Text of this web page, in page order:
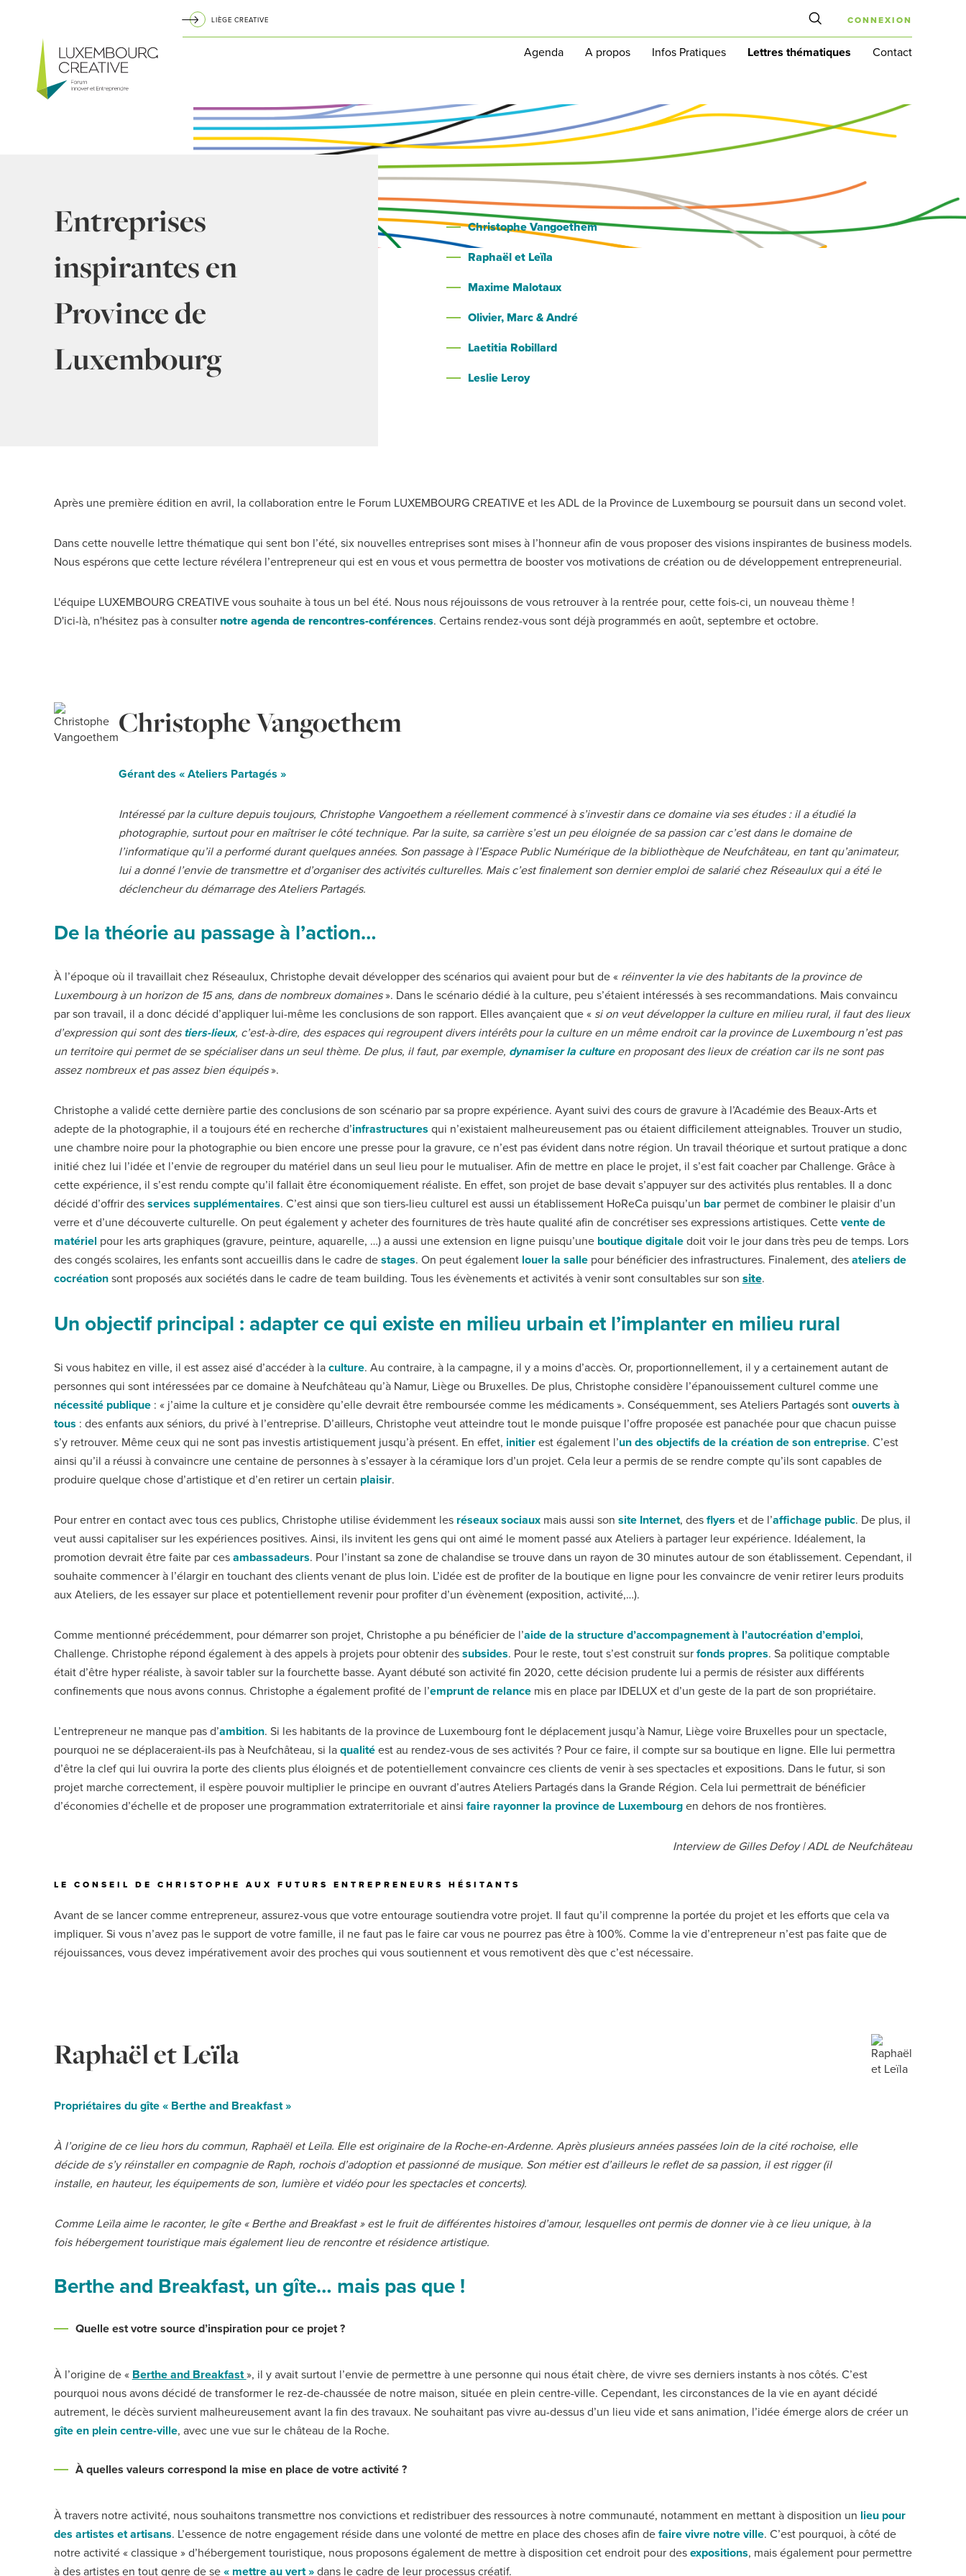
principal
LIÈGE CREATIVE
Navigation
Agenda A propos Infos Pratiques Lettres thématiques Contact
CONNEXION
Entreprises
inspirantes en
Province de
Luxembourg
Christophe Vangoethem
Raphaël et Leïla
Maxime Malotaux
Olivier, Marc & André
Laetitia Robillard
Leslie Leroy
Après une première édition en avril, la collaboration entre le Forum LUXEMBOURG CREATIVE et les ADL de la Province de Luxembourg se poursuit dans un second volet.
Dans cette nouvelle lettre thématique qui sent bon l’été, six nouvelles entreprises sont mises à l’honneur afin de vous proposer des visions inspirantes de business models.
Nous espérons que cette lecture révélera l’entrepreneur qui est en vous et vous permettra de booster vos motivations de création ou de développement entrepreneurial.
L'équipe LUXEMBOURG CREATIVE vous souhaite à tous un bel été. Nous nous réjouissons de vous retrouver à la rentrée pour, cette fois-ci, un nouveau thème !
D'ici-là, n'hésitez pas à consulter notre agenda de rencontres-conférences. Certains rendez-vous sont déjà programmés en août, septembre et octobre.
Christophe Vangoethem
Gérant des « Ateliers Partagés »
Intéressé par la culture depuis toujours, Christophe Vangoethem a réellement commencé à s’investir dans ce domaine via ses études : il a étudié la
photographie, surtout pour en maîtriser le côté technique. Par la suite, sa carrière s’est un peu éloignée de sa passion car c’est dans le domaine de
l’informatique qu’il a performé durant quelques années. Son passage à l’Espace Public Numérique de la bibliothèque de Neufchâteau, en tant qu’animateur,
lui a donné l’envie de transmettre et d’organiser des activités culturelles. Mais c’est finalement son dernier emploi de salarié chez Réseaulux qui a été le
déclencheur du démarrage des Ateliers Partagés.
De la théorie au passage à l’action…
À l’époque où il travaillait chez Réseaulux, Christophe devait développer des scénarios qui avaient pour but de « réinventer la vie des habitants de la province de
Luxembourg à un horizon de 15 ans, dans de nombreux domaines». Dans le scénario dédié à la culture, peu s’étaient intéressés à ses recommandations. Mais convaincu
par son travail, il a donc décidé d’appliquer lui-même les conclusions de son rapport. Elles avançaient que « si on veut développer la culture en milieu rural, il faut des lieux
d’expression qui sont des tiers-lieux, c’est-à-dire, des espaces qui regroupent divers intérêts pour la culture en un même endroit car la province de Luxembourg n’est pas
un territoire qui permet de se spécialiser dans un seul thème. De plus, il faut, par exemple, dynamiser la cultureen proposant des lieux de création car ils ne sont pas
assez nombreux et pas assez bien équipés».
Christophe a validé cette dernière partie des conclusions de son scénario par sa propre expérience. Ayant suivi des cours de gravure à l’Académie des Beaux-Arts et
adepte de la photographie, il a toujours été en recherche d’infrastructures qui n’existaient malheureusement pas ou étaient difficilement atteignables. Trouver un studio,
une chambre noire pour la photographie ou bien encore une presse pour la gravure, ce n’est pas évident dans notre région. Un travail théorique et surtout pratique a donc
initié chez lui l’idée et l’envie de regrouper du matériel dans un seul lieu pour le mutualiser. Afin de mettre en place le projet, il s’est fait coacher par Challenge. Grâce à
cette expérience, il s’est rendu compte qu’il fallait être économiquement réaliste. En effet, son projet de base devait s’appuyer sur des activités plus rentables. Il a donc
décidé d’offrir des services supplémentaires. C’est ainsi que son tiers-lieu culturel est aussi un établissement HoReCa puisqu’un barpermet de combiner le plaisir d’un
verre et d’une découverte culturelle. On peut également y acheter des fournitures de très haute qualité afin de concrétiser ses expressions artistiques. Cette vente de
matériel pour les arts graphiques (gravure, peinture, aquarelle, …) a aussi une extension en ligne puisqu’une boutique digitaledoit voir le jour dans très peu de temps. Lors
des congés scolaires, les enfants sont accueillis dans le cadre de stages. On peut également louer la sallepour bénéficier des infrastructures. Finalement, des ateliers de
cocréationsont proposés aux sociétés dans le cadre de team building. Tous les évènements et activités à venir sont consultables sur son site.
Un objectif principal : adapter ce qui existe en milieu urbain et l’implanter en milieu rural
Si vous habitez en ville, il est assez aisé d’accéder à la culture. Au contraire, à la campagne, il y a moins d’accès. Or, proportionnellement, il y a certainement autant de
personnes qui sont intéressées par ce domaine à Neufchâteau qu’à Namur, Liège ou Bruxelles. De plus, Christophe considère l’épanouissement culturel comme une
nécessité publique: « j’aime la culture et je considère qu’elle devrait être remboursée comme les médicaments ». Conséquemment, ses Ateliers Partagés sont ouverts à
tous : des enfants aux séniors, du privé à l’entreprise. D’ailleurs, Christophe veut atteindre tout le monde puisque l’offre proposée est panachée pour que chacun puisse
s’y retrouver. Même ceux qui ne sont pas investis artistiquement jusqu’à présent. En effet, initierest également l’un des objectifs de la création de son entreprise. C’est
ainsi qu’il a réussi à convaincre une centaine de personnes à s’essayer à la céramique lors d’un projet. Cela leur a permis de se rendre compte qu’ils sont capables de
produire quelque chose d’artistique et d’en retirer un certain plaisir.
Pour entrer en contact avec tous ces publics, Christophe utilise évidemment les réseaux sociaux mais aussi son site Internet, des flyers et de l’affichage public. De plus, il
veut aussi capitaliser sur les expériences positives. Ainsi, ils invitent les gens qui ont aimé le moment passé aux Ateliers à partager leur expérience. Idéalement, la
promotion devrait être faite par ces ambassadeurs. Pour l’instant sa zone de chalandise se trouve dans un rayon de 30 minutes autour de son établissement. Cependant, il
souhaite commencer à l’élargir en touchant des clients venant de plus loin. L’idée est de profiter de la boutique en ligne pour les convaincre de venir retirer leurs produits
aux Ateliers, de les essayer sur place et potentiellement revenir pour profiter d’un évènement (exposition, activité,…).
Comme mentionné précédemment, pour démarrer son projet, Christophe a pu bénéficier de l’aide de la structure d’accompagnement à l’autocréation d’emploi,
Challenge. Christophe répond également à des appels à projets pour obtenir des subsides. Pour le reste, tout s’est construit sur fonds propres. Sa politique comptable
était d’être hyper réaliste, à savoir tabler sur la fourchette basse. Ayant débuté son activité fin 2020, cette décision prudente lui a permis de résister aux différents
confinements que nous avons connus. Christophe a également profité de l’emprunt de relancemis en place par IDELUX et d’un geste de la part de son propriétaire.
L’entrepreneur ne manque pas d’ambition. Si les habitants de la province de Luxembourg font le déplacement jusqu’à Namur, Liège voire Bruxelles pour un spectacle,
pourquoi ne se déplaceraient-ils pas à Neufchâteau, si la qualitéest au rendez-vous de ses activités ? Pour ce faire, il compte sur sa boutique en ligne. Elle lui permettra
d’être la clef qui lui ouvrira la porte des clients plus éloignés et de potentiellement convaincre ces clients de venir à ses spectacles et expositions. Dans le futur, si son
projet marche correctement, il espère pouvoir multiplier le principe en ouvrant d’autres Ateliers Partagés dans la Grande Région. Cela lui permettrait de bénéficier
d’économies d’échelle et de proposer une programmation extraterritoriale et ainsi faire rayonner la province de Luxembourgen dehors de nos frontières.
Interview de Gilles Defoy | ADL de Neufchâteau
LE CONSEIL DE CHRISTOPHE AUX FUTURS ENTREPRENEURS HÉSITANTS
Avant de se lancer comme entrepreneur, assurez-vous que votre entourage soutiendra votre projet. Il faut qu’il comprenne la portée du projet et les efforts que cela va
impliquer. Si vous n’avez pas le support de votre famille, il ne faut pas le faire car vous ne pourrez pas être à 100%. Comme la vie d’entrepreneur n’est pas faite que de
réjouissances, vous devez impérativement avoir des proches qui vous soutiennent et vous remotivent dès que c’est nécessaire.
Raphaël et Leïla
Propriétaires du gîte « Berthe and Breakfast »
À l’origine de ce lieu hors du commun, Raphaël et Leïla. Elle est originaire de la Roche-en-Ardenne. Après plusieurs années passées loin de la cité rochoise, elle
décide de s’y réinstaller en compagnie de Raph, rochois d’adoption et passionné de musique. Son métier est d’ailleurs le reflet de sa passion, il est rigger (il
installe, en hauteur, les équipements de son, lumière et vidéo pour les spectacles et concerts).
Comme Leïla aime le raconter, le gîte « Berthe and Breakfast » est le fruit de différentes histoires d’amour, lesquelles ont permis de donner vie à ce lieu unique, à la
fois hébergement touristique mais également lieu de rencontre et résidence artistique.
Berthe and Breakfast, un gîte… mais pas que !
Quelle est votre source d’inspiration pour ce projet ?
À l’origine de « Berthe and Breakfast», il y avait surtout l’envie de permettre à une personne qui nous était chère, de vivre ses derniers instants à nos côtés. C’est
pourquoi nous avons décidé de transformer le rez-de-chaussée de notre maison, située en plein centre-ville. Cependant, les circonstances de la vie en ayant décidé
autrement, le décès survient malheureusement avant la fin des travaux. Ne souhaitant pas vivre au-dessus d’un lieu vide et sans animation, l’idée émerge alors de créer un
gîte en plein centre-ville, avec une vue sur le château de la Roche.
À quelles valeurs correspond la mise en place de votre activité ?
À travers notre activité, nous souhaitons transmettre nos convictions et redistribuer des ressources à notre communauté, notamment en mettant à disposition un lieu pour
des artistes et artisans. L’essence de notre engagement réside dans une volonté de mettre en place des choses afin de faire vivre notre ville. C’est pourquoi, à côté de
notre activité « classique » d’hébergement touristique, nous proposons également de mettre à disposition cet endroit pour des expositions, mais également pour permettre
à des artistes en tout genre de se « mettre au vert »dans le cadre de leur processus créatif.